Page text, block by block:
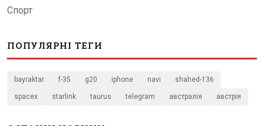
Спорт
ПОПУЛЯРНІ ТЕГИ
bayraktar f-35 g20 iphone navi shahed-136
spacex starlink taurus telegram австралія австрія